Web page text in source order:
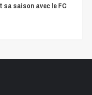
saison avec le FC